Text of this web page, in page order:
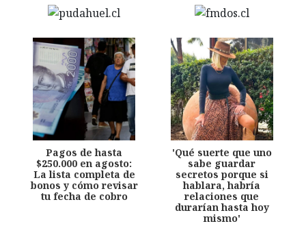
Pagos de hasta
$250.000 en agosto:
La lista completa de
bonos y cómo revisar
tu fecha de cobro
'Qué suerte que uno
sabe guardar
secretos porque si
hablara, habría
relaciones que
durarían hasta hoy
mismo'